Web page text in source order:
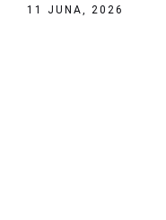
11 JUNA, 2026